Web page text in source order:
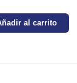
al carrito